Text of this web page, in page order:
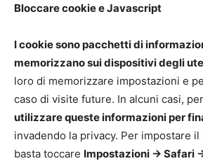
Bloccare cookie e Javascript
I cookie sono pacchetti di
memorizzano sui dispositivi degli
loro di memorizzare impostazioni e
caso di visite future. In alcuni casi,
utilizzare queste informazioni per
invadendo la privacy. Per impostare
basta toccare Impostazioni -> Safari